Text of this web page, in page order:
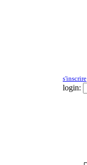
s'inscrire
login: